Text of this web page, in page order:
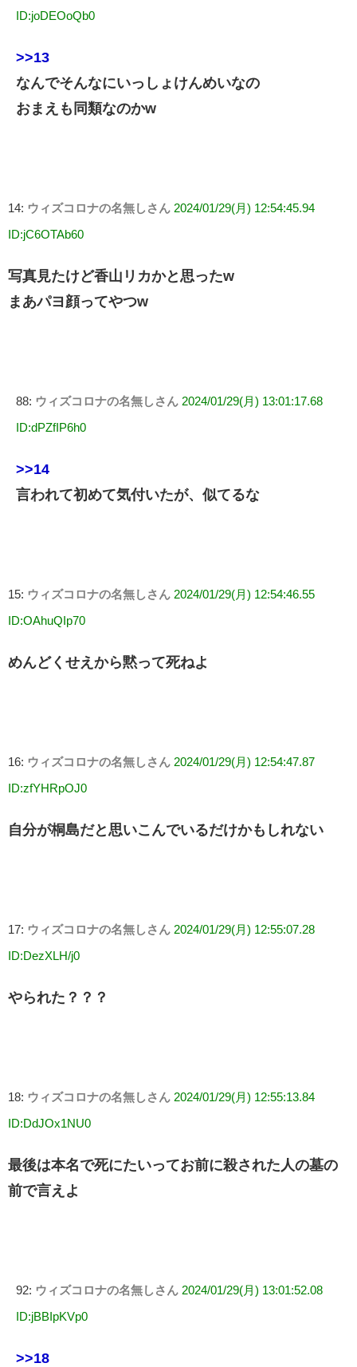
ID:joDEOoQb0
>>13
なんでそんなにいっしょけんめいなの
おまえも同類なのかw
14: ウィズコロナの名無しさん 2024/01/29(月) 12:54:45.94
ID:jC6OTAb60
写真見たけど香山リカかと思ったw
まあパヨ顔ってやつw
88: ウィズコロナの名無しさん 2024/01/29(月) 13:01:17.68
ID:dPZfIP6h0
>>14
言われて初めて気付いたが、似てるな
15: ウィズコロナの名無しさん 2024/01/29(月) 12:54:46.55
ID:OAhuQIp70
めんどくせえから黙って死ねよ
16: ウィズコロナの名無しさん 2024/01/29(月) 12:54:47.87
ID:zfYHRpOJ0
自分が桐島だと思いこんでいるだけかもしれない
17: ウィズコロナの名無しさん 2024/01/29(月) 12:55:07.28
ID:DezXLH/j0
やられた？？？
18: ウィズコロナの名無しさん 2024/01/29(月) 12:55:13.84
ID:DdJOx1NU0
最後は本名で死にたいってお前に殺された人の墓の
前で言えよ
92: ウィズコロナの名無しさん 2024/01/29(月) 13:01:52.08
ID:jBBIpKVp0
>>18